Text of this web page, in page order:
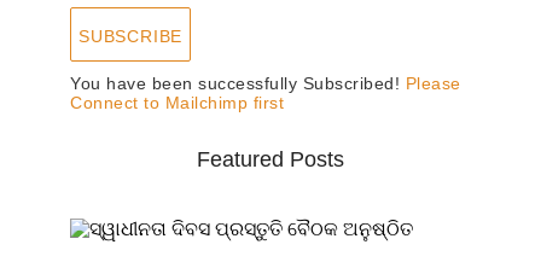
SUBSCRIBE
You have been successfully Subscribed! Please
Connect to Mailchimp first
Featured Posts